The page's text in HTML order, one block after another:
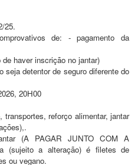
25.
de: - pagamento da
haver inscrição no jantar)
detentor de seguro diferente do
20H00
reforço alimentar, jantar
(A PAGAR JUNTO COM A
(sujeito a alteração) é filetes de
ou vegano.